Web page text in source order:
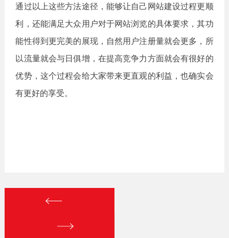
通过以上这些方法途径，能够让自己网站建设过程更顺
利，还能满足大众用户对于网站浏览的具体要求，其功
能性得到更完美的展现，自然用户注册量就会更多，所
以流量就会与日俱增，在提高竞争力方面就会有很好的
优势，这个过程会给大家带来更直观的利益，也确实会
有更好的享受。